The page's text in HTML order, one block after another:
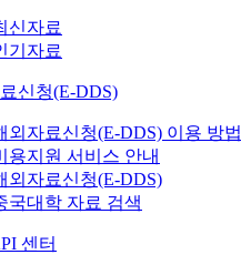
신자료
기자료
신청(E-DDS)
외자료신청(E-DDS) 이용 방법
용지원 서비스 안내
외자료신청(E-DDS)
국대학 자료 검색
센터